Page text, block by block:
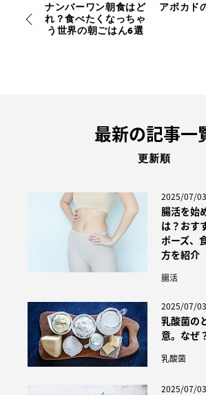
ナンバーワン朝食はど
れ？食べたくなっちゃ
う世界の朝ごはん6選
アボカド
最新の記事一
更新順
2025/07/03
腸活を始
は？おす
ポーズ、
方を紹介
腸活
2025/07/03
乳酸菌の
意。なぜ
乳酸菌
2025/07/03